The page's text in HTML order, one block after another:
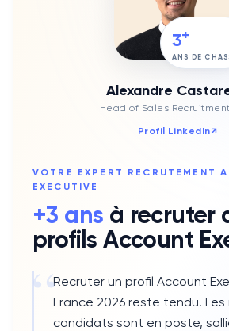
3+
ANS DE
Alexandre
Head of Sales Recruitment
Profil LinkedIn↗
VOTRE EXPERT RECRUTEMENT
EXECUTIVE
+3 ans à recruter
profilsAccount
“Recruter un profil Account
France 2026 reste tendu. Les
candidats sont en poste,